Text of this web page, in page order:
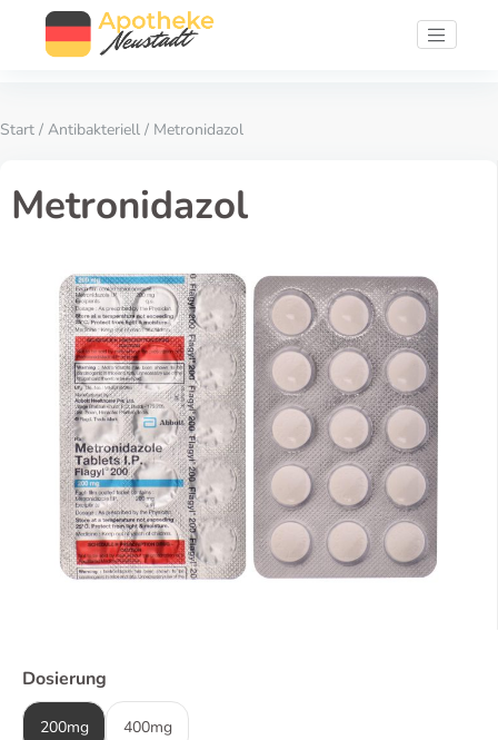
Start / Antibakteriell / Metronidazol
Metronidazol
Dosierung
200mg 400mg